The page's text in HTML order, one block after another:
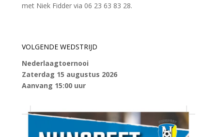
met Niek Fidder via 06 23 63 83 28.
VOLGENDE WEDSTRIJD
Nederlaagtoernooi
Zaterdag 15 augustus 2026
Aanvang 15:00 uur